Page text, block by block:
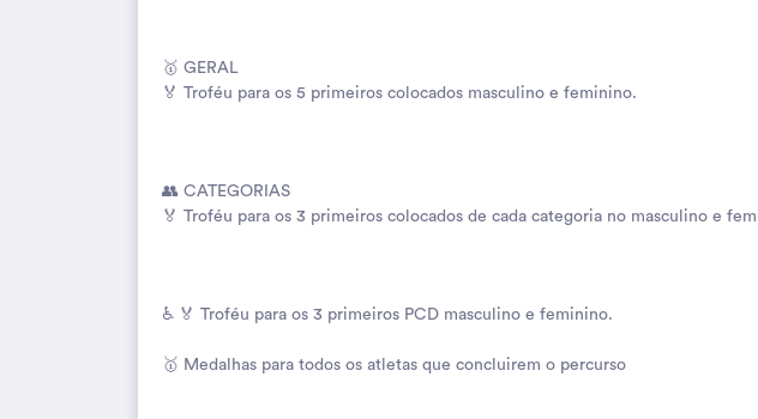
🥇 GERAL
🏅 Troféu para os 5 primeiros colocados masculino e feminino.
👥 CATEGORIAS
🏅 Troféu para os 3 primeiros colocados de cada categoria no masculino e
♿ 🏅 Troféu para os 3 primeiros PCD masculino e feminino.
🥇 Medalhas para todos os atletas que concluirem o percurso